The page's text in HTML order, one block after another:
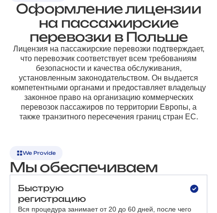
Оформление лицензии
на пассажирские
перевозки в Польше
Лицензия на пассажирские перевозки подтверждает,
что перевозчик соответствует всем требованиям
безопасности и качества обслуживания,
установленным законодательством. Он выдается
компетентными органами и предоставляет владельцу
законное право на организацию коммерческих
перевозок пассажиров по территории Европы, а
также транзитного пересечения границ стран ЕС.
We Provide
Мы обеспечиваем
Быструю
регистрацию
Вся процедура занимает от 20 до 60 дней, после чего